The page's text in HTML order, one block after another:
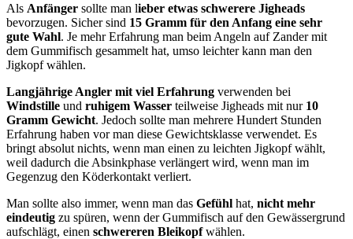
Als Anfänger sollte man lieber etwas schwerere Jigheads
bevorzugen. Sicher sind 15 Gramm für den Anfang eine sehr
gute Wahl. Je mehr Erfahrung man beim Angeln auf Zander mit
dem Gummifisch gesammelt hat, umso leichter kann man den
Jigkopf wählen.
Langjährige Angler mit viel Erfahrung verwenden bei
Windstille und ruhigem Wasser teilweise Jigheads mit nur 10
Gramm Gewicht. Jedoch sollte man mehrere Hundert Stunden
Erfahrung haben vor man diese Gewichtsklasse verwendet. Es
bringt absolut nichts, wenn man einen zu leichten Jigkopf wählt,
weil dadurch die Absinkphase verlängert wird, wenn man im
Gegenzug den Köderkontakt verliert.
Man sollte also immer, wenn man das Gefühl hat, nicht mehr
eindeutig zu spüren, wenn der Gummifisch auf den Gewässergrund
aufschlägt, einen schwereren Bleikopfwählen.